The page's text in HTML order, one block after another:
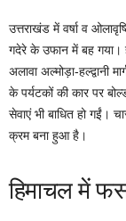
उत्तराखंड में वर्षा व
गदेरे के उफान में बह गया।
अलावा अल्मोड़ा-हल्द्वानी
के पर्यटकों की कार पर
सेवाएं भी बाधित हो गईं।
क्रम बना हुआ है।
हिमाचल में